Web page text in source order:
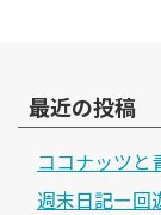
最近の投稿
ココナッツと
週末日記ー回